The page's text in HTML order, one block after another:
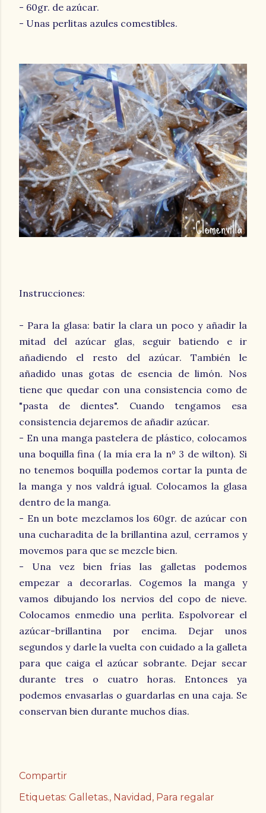
- 60gr. de azúcar.
- Unas perlitas azules comestibles.
Instrucciones:
- Para la glasa: batir la clara un poco y añadir la
mitad del azúcar glas, seguir batiendo e ir
añadiendo el resto del azúcar. También le
añadido unas gotas de esencia de limón. Nos
tiene que quedar con una consistencia como de
"pasta de dientes". Cuando tengamos esa
consistencia dejaremos de añadir azúcar.
- En una manga pastelera de plástico, colocamos
una boquilla fina ( la mía era la nº 3 de wilton). Si
no tenemos boquilla podemos cortar la punta de
la manga y nos valdrá igual. Colocamos la glasa
dentro de la manga.
- En un bote mezclamos los 60gr. de azúcar con
una cucharadita de la brillantina azul, cerramos y
movemos para que se mezcle bien.
- Una vez bien frías las galletas podemos
empezar a decorarlas. Cogemos la manga y
vamos dibujando los nervios del copo de nieve.
Colocamos enmedio una perlita. Espolvorear el
azúcar-brillantina por encima. Dejar unos
segundos y darle la vuelta con cuidado a la galleta
para que caiga el azúcar sobrante. Dejar secar
durante tres o cuatro horas. Entonces ya
podemos envasarlas o guardarlas en una caja. Se
conservan bien durante muchos días.
Compartir
Etiquetas: Galletas. Navidad Para regalar